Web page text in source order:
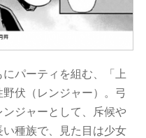
パーティを組む、「上
伏（レンジャー）。弓
ジャーとして、斥候や
種族で、見た目は少女